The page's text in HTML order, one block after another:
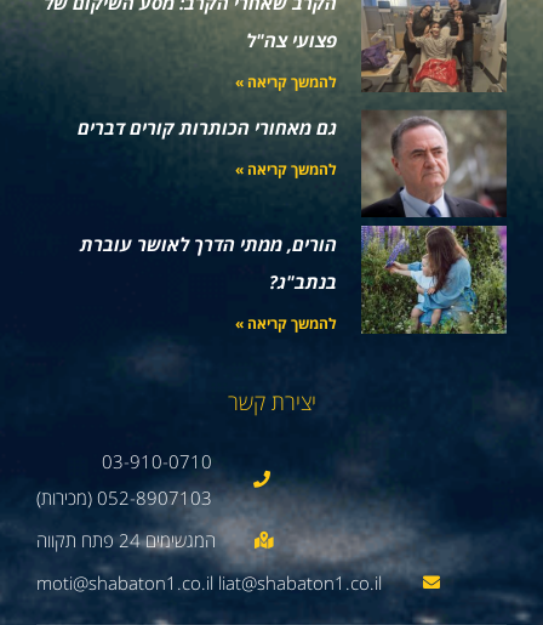
פצועי צה"ל
להמשך קריאה »
גם מאחורי הכותרות קורים דברים
להמשך קריאה »
הורים, ממתי הדרך לאושר עוברת
בנתב"ג?
להמשך קריאה »
יצירת קשר
03-910-0710
052-8907103 (מכירות)
moti@shabaton1.co.il liat@shabaton1.co.il